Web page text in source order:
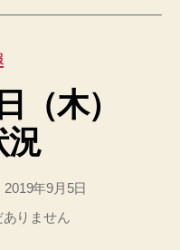
（木）
況
2019年9月5日
ありません